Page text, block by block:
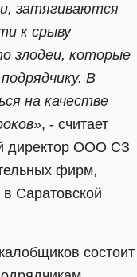
затягиваются
к срыву
злодеи, которые
В
на качестве
», - считает
директор ООО СЗ
фирм,
Саратовской
состоит